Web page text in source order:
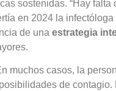
sostenidas. “Hay
en 2024 la infectóloga
de una estrategia
muchos casos, la
de